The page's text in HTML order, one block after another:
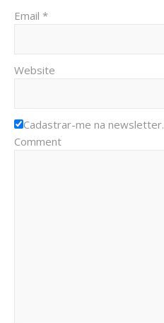
Email *
Website
Cadastrar-me na newsletter.
Comment